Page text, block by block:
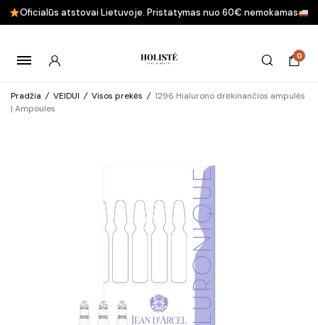
Oficialūs atstovai Lietuvoje. Pristatymas nuo 60€ nemokamas
0
Pradžia / VEIDUI / Visos prekės / 1296 Hialurono drėkinančios ampulės
| Ampoules